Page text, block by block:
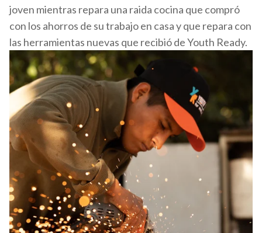
joven mientras repara una raida cocina que compró
con los ahorros de su trabajo en casa y que repara con
las herramientas nuevas que recibió de Youth Ready.